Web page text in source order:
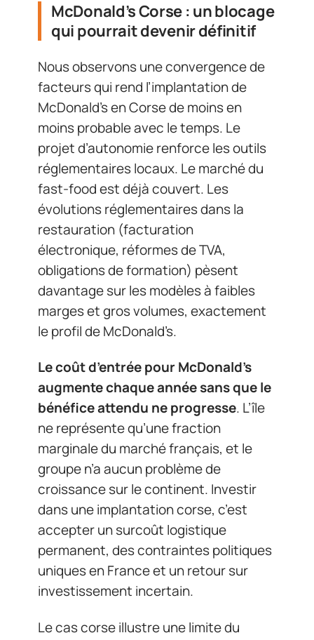
McDonald’s Corse : un blocage
qui pourrait devenir définitif
Nous observons une convergence de
facteurs qui rend l’implantation de
McDonald’s en Corse de moins en
moins probable avec le temps. Le
projet d’autonomie renforce les outils
réglementaires locaux. Le marché du
fast-food est déjà couvert. Les
évolutions réglementaires dans la
restauration (facturation
électronique, réformes de TVA,
obligations de formation) pèsent
davantage sur les modèles à faibles
marges et gros volumes, exactement
le profil de McDonald’s.
Le coût d’entrée pour McDonald’s
augmente chaque année sans que le
bénéfice attendu ne progresse. L’île
ne représente qu’une fraction
marginale du marché français, et le
groupe n’a aucun problème de
croissance sur le continent. Investir
dans une implantation corse, c’est
accepter un surcoût logistique
permanent, des contraintes politiques
uniques en France et un retour sur
investissement incertain.
Le cas corse illustre une limite du